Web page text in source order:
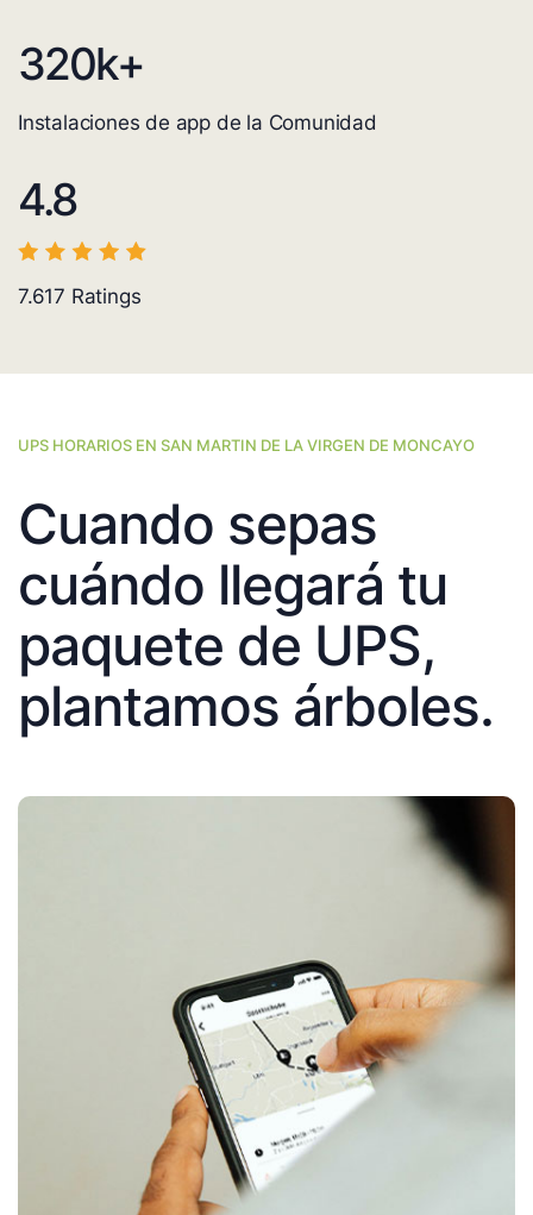
320k+
Instalaciones de app de la Comunidad
4.8
7.617 Ratings
UPS HORARIOS EN SAN MARTIN DE LA VIRGEN DE MONCAYO
Cuando sepas
cuándo llegará tu
paquete de UPS,
plantamos árboles.